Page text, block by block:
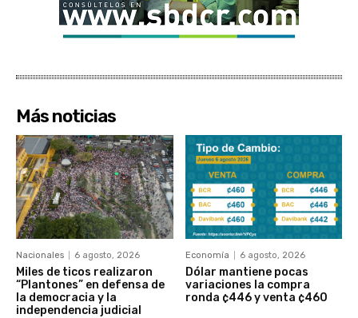
Más noticias
Nacionales 6 agosto, 2026
Miles de ticos realizaron
“Plantones” en defensa de
la democracia y la
independencia judicial
Economía 6 agosto, 2026
Dólar mantiene pocas
variaciones la compra
ronda ¢446 y venta ¢460